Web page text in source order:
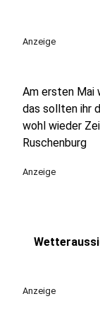
Anzeige
Am ersten Mai
das sollten ihr
wohl wieder
Ruschenburg
Anzeige
Anzeige